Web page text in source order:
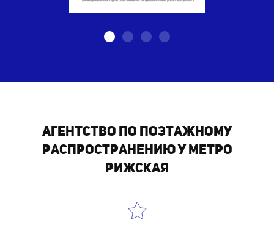
Агентство по поэтажному
распространению у метро
Рижская